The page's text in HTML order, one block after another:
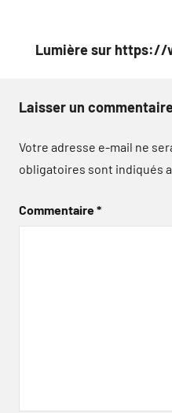
de
Lumière sur https://
Laisser un
Votre adresse e-mail ne
obligatoires sont indiqués
Commentaire*